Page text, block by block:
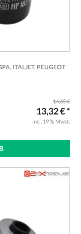
ITALJET, PEUGEOT
14,65 €
13,32 € *
incl. 19 % Mwst.